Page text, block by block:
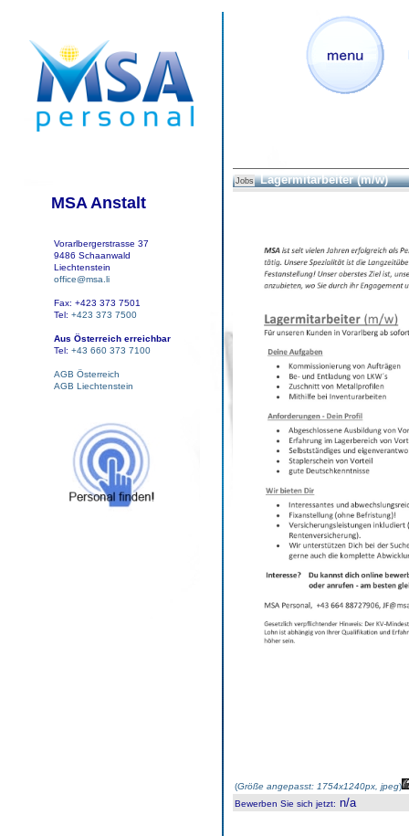
MSA Anstalt
Vorarlbergerstrasse 37
9486 Schaanwald
Liechtenstein
office@msa.li
Fax: +423 373 7501
Tel: +423 373 7500
Aus Österreich erreichbar
Tel: +43 660 373 7100
AGB Österreich
AGB Liechtenstein
Jobs Lagermitarbeiter (m/w)
(Größe angepasst: 1754x1240px, jpeg)
Bewerben Sie sich jetzt: n/a